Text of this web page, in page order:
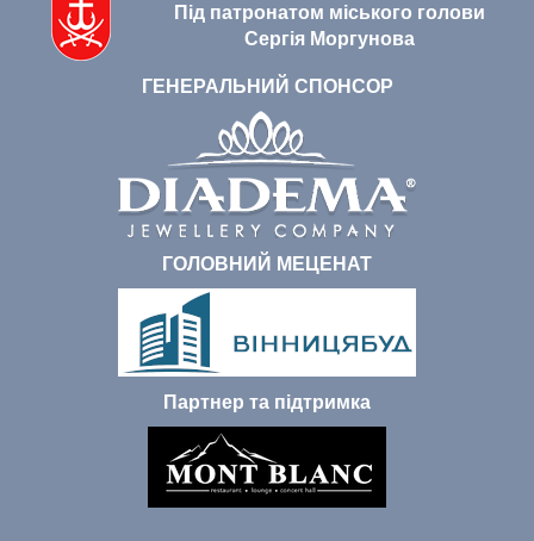
Під патронатом міського голови
Сергія Моргунова
ГЕНЕРАЛЬНИЙ СПОНСОР
ГОЛОВНИЙ МЕЦЕНАТ
Партнер та підтримка